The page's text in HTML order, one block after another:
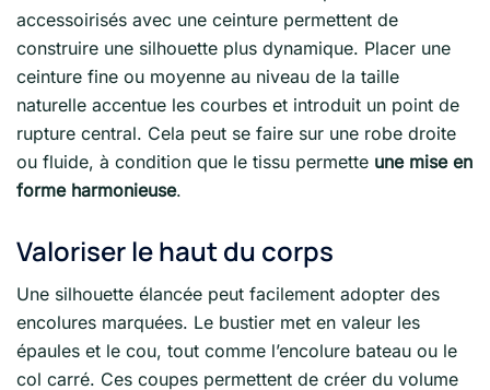
accessoirisés avec une ceinture permettent de
construire une silhouette plus dynamique. Placer une
ceinture fine ou moyenne au niveau de la taille
naturelle accentue les courbes et introduit un point de
rupture central. Cela peut se faire sur une robe droite
ou fluide, à condition que le tissu permette une mise en
forme harmonieuse.
Valoriser le haut du corps
Une silhouette élancée peut facilement adopter des
encolures marquées. Le bustier met en valeur les
épaules et le cou, tout comme l’encolure bateau ou le
col carré. Ces coupes permettent de créer du volume